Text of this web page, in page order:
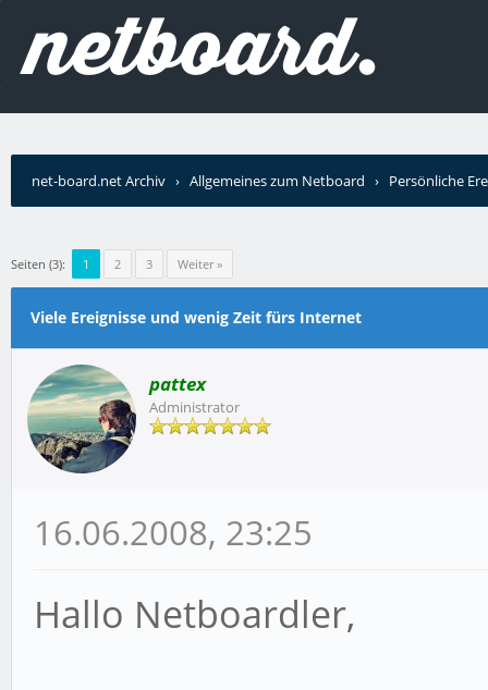
net-board.net Archiv › Allgemeines zum Netboard › Persönliche
Seiten (3): 1 2 3 Weiter »
Viele Ereignisse und wenig Zeit fürs Internet
pattex
Administrator
16.06.2008, 23:25
Hallo Netboardler,